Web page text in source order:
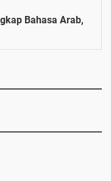
Bahasa Arab,